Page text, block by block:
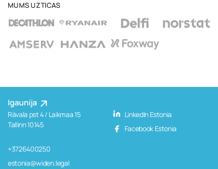
MUMS UZTICAS
Igaunija
Rävala pst 4 / Laikmaa 15
Tallinn 10145
+3726400250
estonia@widen.legal
LinkedIn Estonia
Facebook Estonia